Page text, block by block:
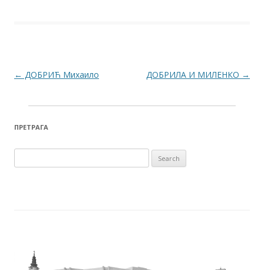
Post navigation
← ДОБРИЋ Михаило ДОБРИЛА И МИЛЕНКО →
ПРЕТРАГА